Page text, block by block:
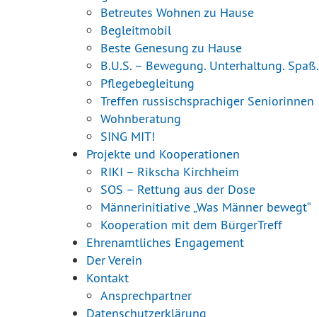
Betreutes Wohnen zu Hause
Begleitmobil
Beste Genesung zu Hause
B.U.S. – Bewegung. Unterhaltung. Spaß.
Pflegebegleitung
Treffen russischsprachiger Seniorinnen
Wohnberatung
SING MIT!
Projekte und Kooperationen
RIKI – Rikscha Kirchheim
SOS – Rettung aus der Dose
Männerinitiative „Was Männer bewegt“
Kooperation mit dem BürgerTreff
Ehrenamtliches Engagement
Der Verein
Kontakt
Ansprechpartner
Datenschutzerklärung